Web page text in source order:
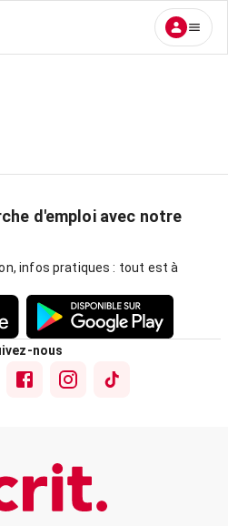
d'emploi avec notre
infos pratiques : tout est à
nous